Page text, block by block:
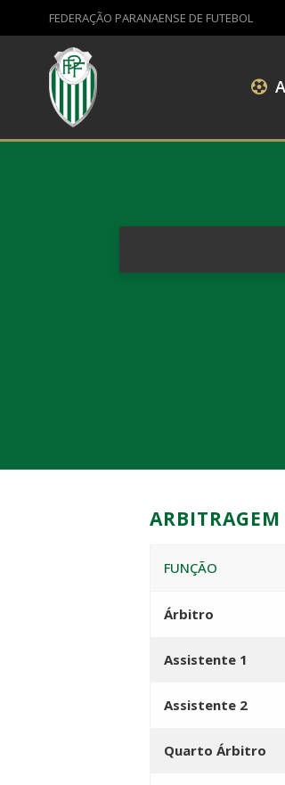
FEDERAÇÃO PARANAENSE DE FUTEBOL
ARBITRAGEM
FUNÇÃO
Árbitro
Assistente 1
Assistente 2
Quarto Árbitro